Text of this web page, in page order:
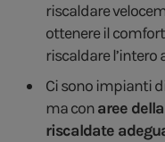
riscaldare
ottenere il
riscaldare
Ci sono impianti
ma conaree
riscaldate